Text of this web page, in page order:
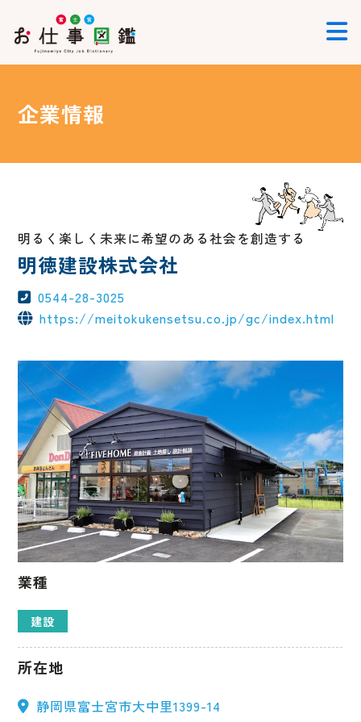
企業情報
明るく楽しく未来に希望のある社会を創造する
明徳建設株式会社
0544-28-3025
https://meitokukensetsu.co.jp/gc/index.html
業種
建設
所在地
静岡県富士宮市大中里1399-14